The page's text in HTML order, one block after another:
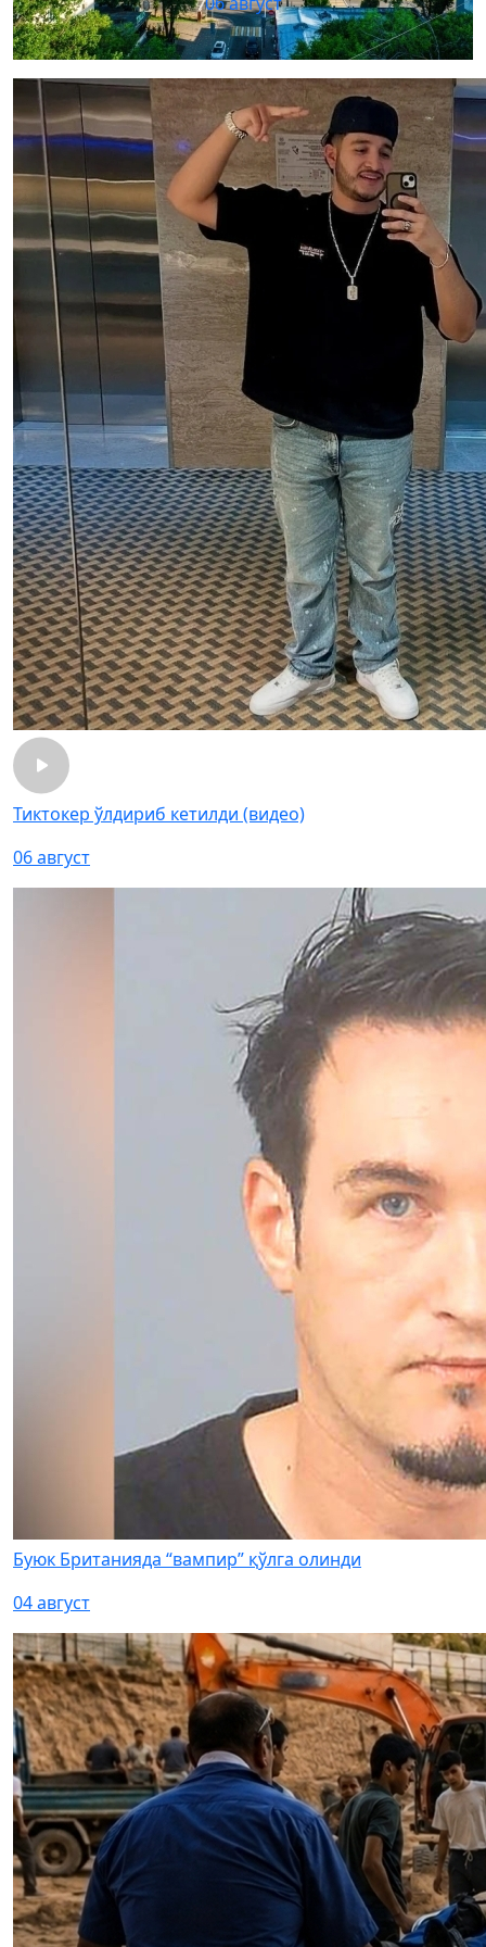
Тиктокер ўлдириб кетилди (видео)
06 август
Буюк Британияда “вампир” қўлга олинди
04 август